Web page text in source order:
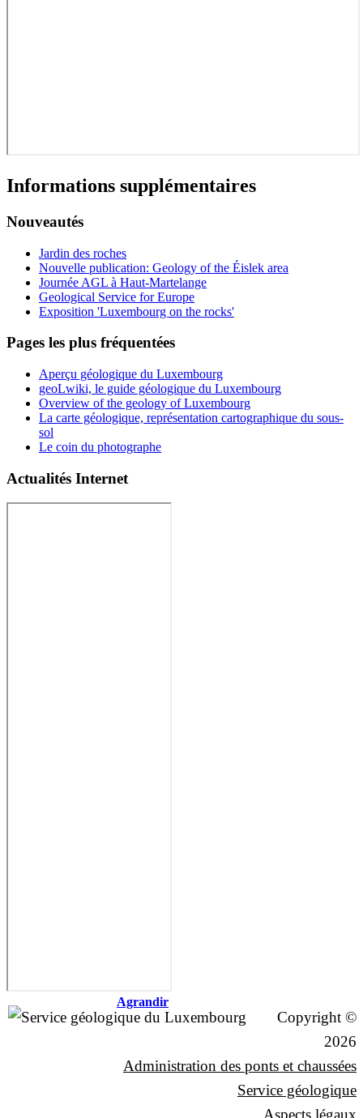
Informations supplémentaires
Nouveautés
Jardin des roches
Nouvelle publication: Geology of the Éislek area
Journée AGL à Haut-Martelange
Geological Service for Europe
Exposition 'Luxembourg on the rocks'
Pages les plus fréquentées
Aperçu géologique du Luxembourg
geoLwiki, le guide géologique du Luxembourg
Overview of the geology of Luxembourg
La carte géologique, représentation cartographique du sous-
sol
Le coin du photographe
Actualités Internet
Agrandir
Copyright ©
2026
Administration des ponts et chaussées
Service géologique